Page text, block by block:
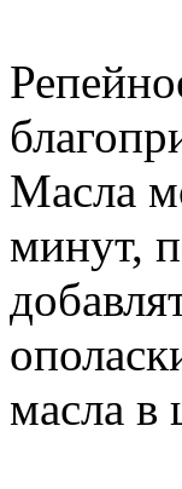
Масла
минут,
масла в